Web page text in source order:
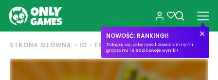
NOWOŚĆ: RANKINGI!
Zaloguj się, żeby rywalizować z innymi
graczami i śledzić swoje wyniki!
STRONA GŁÓWNA IO FROG.IO